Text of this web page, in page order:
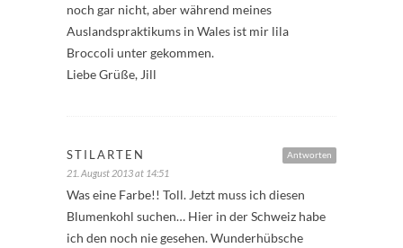
noch gar nicht, aber während meines
Auslandspraktikums in Wales ist mir lila
Broccoli unter gekommen.
Liebe Grüße, Jill
Antworten
STILARTEN
21. August 2013 at 14:51
Was eine Farbe!! Toll. Jetzt muss ich diesen
Blumenkohl suchen… Hier in der Schweiz habe
ich den noch nie gesehen. Wunderhübsche